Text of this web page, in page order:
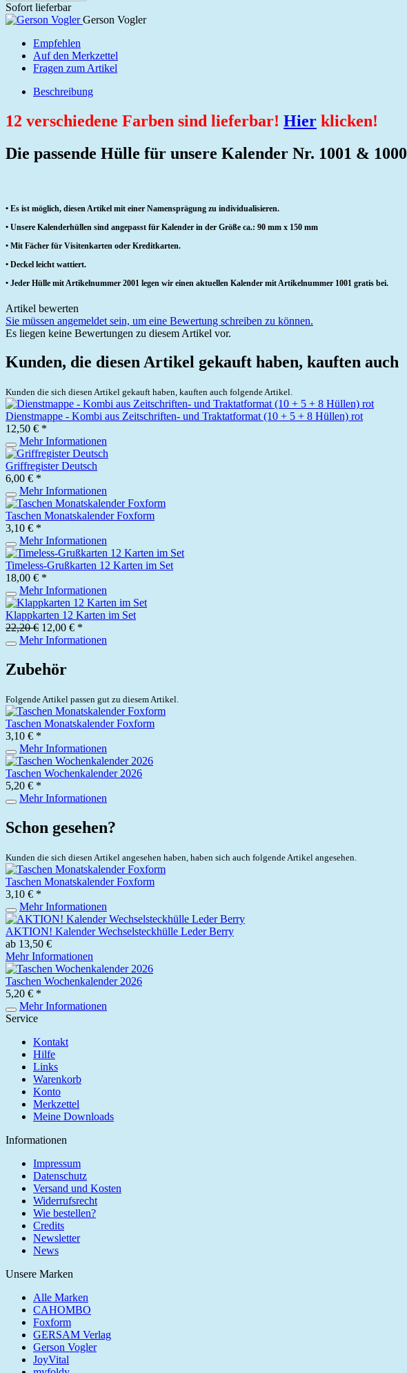
Sofort lieferbar
Gerson Vogler
Empfehlen
Auf den Merkzettel
Fragen zum Artikel
Beschreibung
12 verschiedene Farben sind lieferbar! Hier klicken!
Die passende Hülle für unsere Kalender Nr. 1001 & 1000
• Es ist möglich, diesen Artikel mit einer Namensprägung zu individualisieren.
• Unsere Kalenderhüllen sind angepasst für Kalender in der Größe ca.: 90 mm x 150 mm
• Mit Fächer für Visitenkarten oder Kreditkarten.
• Deckel leicht wattiert.
• Jeder Hülle mit Artikelnummer 2001 legen wir einen aktuellen Kalender mit Artikelnummer 1001 gratis bei.
Artikel bewerten
Sie müssen angemeldet sein, um eine Bewertung schreiben zu können.
Es liegen keine Bewertungen zu diesem Artikel vor.
Kunden, die diesen Artikel gekauft haben, kauften auch
Kunden die sich diesen Artikel gekauft haben, kauften auch folgende Artikel.
Dienstmappe - Kombi aus Zeitschriften- und Traktatformat (10 + 5 + 8 Hüllen) rot
12,50 € *
Mehr Informationen
Griffregister Deutsch
6,00 € *
Mehr Informationen
Taschen Monatskalender Foxform
3,10 € *
Mehr Informationen
Timeless-Grußkarten 12 Karten im Set
18,00 € *
Mehr Informationen
Klappkarten 12 Karten im Set
22,20 € 12,00 € *
Mehr Informationen
Zubehör
Folgende Artikel passen gut zu diesem Artikel.
Taschen Monatskalender Foxform
3,10 € *
Mehr Informationen
Taschen Wochenkalender 2026
5,20 € *
Mehr Informationen
Schon gesehen?
Kunden die sich diesen Artikel angesehen haben, haben sich auch folgende Artikel angesehen.
Taschen Monatskalender Foxform
3,10 € *
Mehr Informationen
AKTION! Kalender Wechselsteckhülle Leder Berry
ab 13,50 €
Mehr Informationen
Taschen Wochenkalender 2026
5,20 € *
Mehr Informationen
Service
Kontakt
Hilfe
Links
Warenkorb
Konto
Merkzettel
Meine Downloads
Informationen
Impressum
Datenschutz
Versand und Kosten
Widerrufsrecht
Wie bestellen?
Credits
Newsletter
News
Unsere Marken
Alle Marken
CAHOMBO
Foxform
GERSAM Verlag
Gerson Vogler
JoyVital